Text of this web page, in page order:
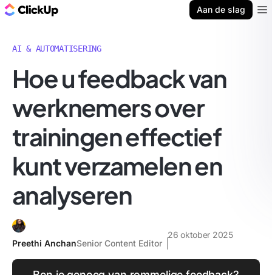
Aan de slag
AI & AUTOMATISERING
Hoe u feedback van
werknemers over
trainingen effectief
kunt verzamelen en
analyseren
Preethi AnchanSenior Content Editor
26 oktober 2025